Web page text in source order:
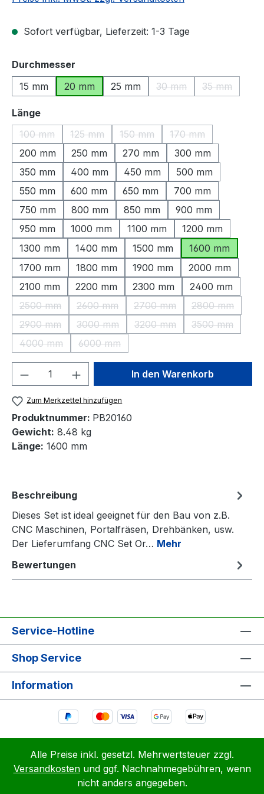
Sofort verfügbar, Lieferzeit: 1-3 Tage
Durchmesser
15 mm
20 mm 25 mm 30 mm
(Diese Option ist
35 mm
(Diese
Längeauswählen
100 mm
(Diese Option ist zurzeit nicht verfügbar.)
125 mm
(Diese Option ist zurzeit nicht verfügbar.)
150 mm
(Diese Option ist zurzeit nicht
170 mm
(Diese Option ist
200 mm 250 mm 270 mm
300 mm
350 mm
400 mm 450 mm
500 mm
550 mm
600 mm 650 mm
700 mm
750 mm
800 mm 850 mm
900 mm
950 mm
1000 mm 1100 mm
1200 mm
1300 mm
1400 mm 1500 mm
1600 mm
1700 mm
1800 mm 1900 mm
2000 mm
2100 mm
2200 mm 2300 mm
2400 mm
2500 mm
(Diese Option ist zurzeit nicht verfügbar.)
2600 mm
(Diese Option ist zurzeit nicht verfügbar.)
2700 mm
(Diese Option ist zurzeit
2800 mm
(Diese
2900 mm
(Diese Option ist zurzeit nicht verfügbar.)
3000 mm
(Diese Option ist zurzeit nicht verfügbar.)
3200 mm
(Diese Option ist zurzeit
3500 mm
(Diese
4000 mm
(Diese Option ist zurzeit nicht verfügbar.)
6000 mm
(Diese Option ist zurzeit nicht verfügbar.)
Produkt Anzahl: Gib denIn den Warenkorb
Zum Merkzettel hinzufügen
Produktnummer: PB20160
Gewicht: 8.48 kg
Länge: 1600 mm
Beschreibung
Dieses Set ist ideal geeignet für den Bau von z.B.
CNC Maschinen, Portalfräsen, Drehbänken, usw.
Der Lieferumfang CNC Set Or… Mehr
Bewertungen
Service-Hotline
Shop Service
Information
Alle Preise inkl. gesetzl. Mehrwertsteuer zzgl.
Versandkostenund ggf. Nachnahmegebühren, wenn
nicht anders angegeben.